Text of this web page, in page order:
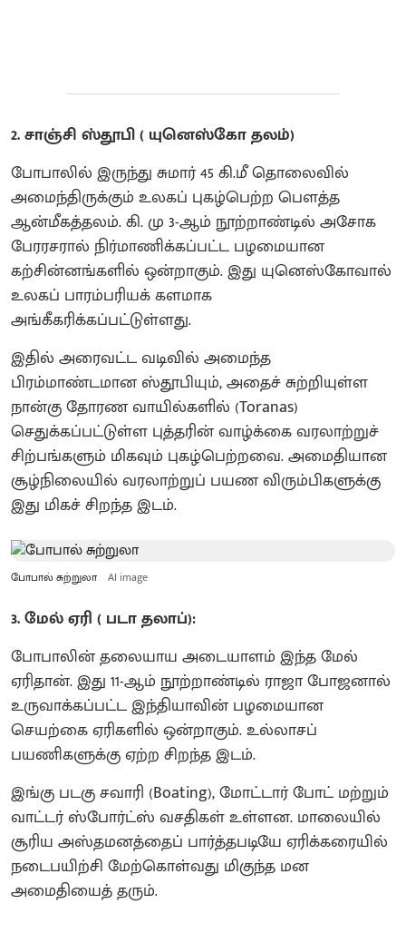
2. சாஞ்சி ஸ்தூபி ( யுனெஸ்கோ தலம்)
போபாலில் இருந்து சுமார் 45 கி.மீ தொலைவில்
அமைந்திருக்கும் உலகப் புகழ்பெற்ற பௌத்த
ஆன்மீகத்தலம். கி. மு 3-ஆம் நூற்றாண்டில் அசோக
பேரரசரால் நிர்மாணிக்கப்பட்ட பழமையான
கற்சின்னங்களில் ஒன்றாகும். இது யுனெஸ்கோவால்
உலகப் பாரம்பரியக் களமாக
அங்கீகரிக்கப்பட்டுள்ளது.
இதில் அரைவட்ட வடிவில் அமைந்த
பிரம்மாண்டமான ஸ்தூபியும், அதைச் சுற்றியுள்ள
நான்கு தோரண வாயில்களில் (Toranas)
செதுக்கப்பட்டுள்ள புத்தரின் வாழ்க்கை வரலாற்றுச்
சிற்பங்களும் மிகவும் புகழ்பெற்றவை. அமைதியான
சூழ்நிலையில் வரலாற்றுப் பயண விரும்பிகளுக்கு
இது மிகச் சிறந்த இடம்.
போபால் சுற்றுலா AI image
3. மேல் ஏரி ( படா தலாப்):
போபாலின் தலையாய அடையாளம் இந்த மேல்
ஏரிதான். இது 11-ஆம் நூற்றாண்டில் ராஜா போஜனால்
உருவாக்கப்பட்ட இந்தியாவின் பழமையான
செயற்கை ஏரிகளில் ஒன்றாகும். உல்லாசப்
பயணிகளுக்கு ஏற்ற சிறந்த இடம்.
இங்கு படகு சவாரி (Boating), மோட்டார் போட் மற்றும்
வாட்டர் ஸ்போர்ட்ஸ் வசதிகள் உள்ளன. மாலையில்
சூரிய அஸ்தமனத்தைப் பார்த்தபடியே ஏரிக்கரையில்
நடைபயிற்சி மேற்கொள்வது மிகுந்த மன
அமைதியைத் தரும்.